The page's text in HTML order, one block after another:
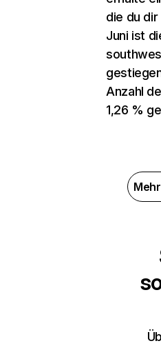
die du
Juni ist
Anzahl
1,26 %